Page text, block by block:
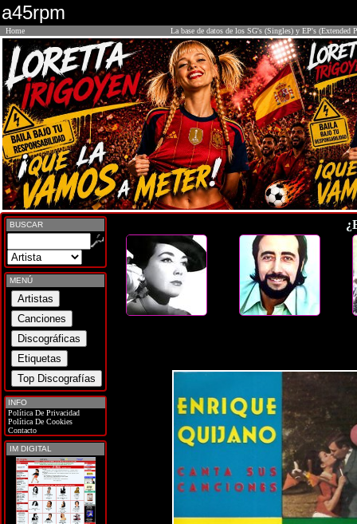
a45rpm
Home La base de datos de los SG's (Singles) y EP's (Extended
BUSCAR
MENÚ
INFO
Política De Privacidad
Política De Cookies
Contacto
IM DIGITAL